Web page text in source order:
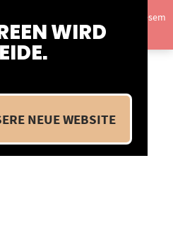
WIRD
NEUE WEBSITE
wir uns im Betriebsurlaub. In diesem
Versand statt.Ausblenden